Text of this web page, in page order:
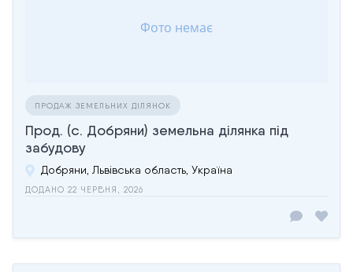
ПРОДАЖ ЗЕМЕЛЬНИХ ДІЛЯНОК
Прод. (с. Добряни) земельна ділянка під
забудову
Добряни, Львівська область, Україна
ДОДАНО 22 ЧЕРВНЯ, 2026